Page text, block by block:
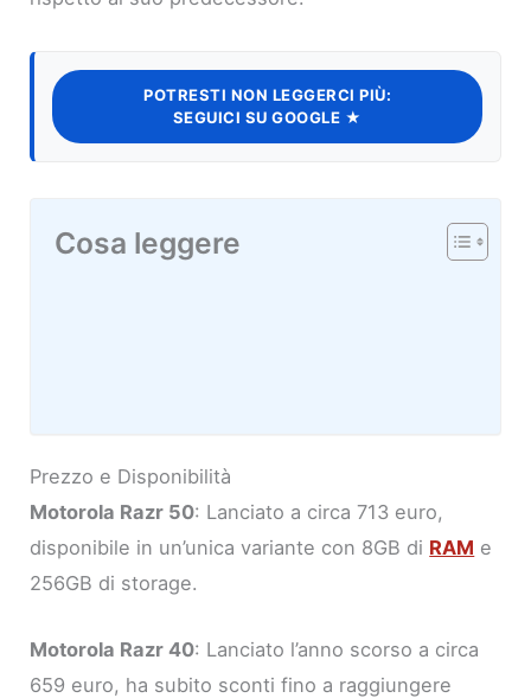
POTRESTI NON LEGGERCI PIÙ:
SEGUICI SU GOOGLE ★
Cosa leggere
Prezzo e Disponibilità
Motorola Razr 50: Lanciato a circa 713 euro,
disponibile in un’unica variante con 8GB di RAM e
256GB di storage.
Motorola Razr 40: Lanciato l’anno scorso a circa
659 euro, ha subito sconti fino a raggiungere